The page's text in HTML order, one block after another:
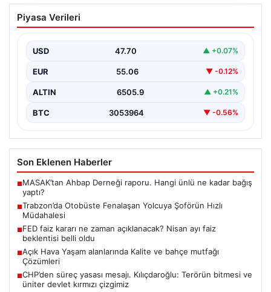
Trabzon’da Otobüste Fenalaşan
Yolcuya Şoförün Hızlı Müdahalesi
yaşındaki yolcu Hasan Öner’in hayatı, şoför Sinan
Erdoğan’ın…
Piyasa Verileri
USD 47.70 ▲ +0.07%
EUR 55.06 ▼ -0.12%
ALTIN 6505.9 ▲ +0.21%
BTC 3053964 ▼ -0.56%
Son Eklenen Haberler
■MASAK’tan Ahbap Derneği raporu. Hangi ünlü ne kadar bağış
yaptı?
■Trabzon’da Otobüste Fenalaşan Yolcuya Şoförün Hızlı
Müdahalesi
■FED faiz kararı ne zaman açıklanacak? Nisan ayı faiz
beklentisi belli oldu
■Açık Hava Yaşam alanlarında Kalite ve bahçe mutfağı
Çözümleri
■CHP’den süreç yasası mesajı. Kılıçdaroğlu: Terörün bitmesi ve
üniter devlet kırmızı çizgimiz